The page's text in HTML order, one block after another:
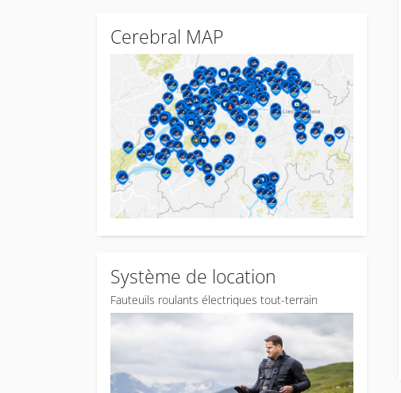
Cerebral MAP
Système de location
Fauteuils roulants électriques tout-terrain